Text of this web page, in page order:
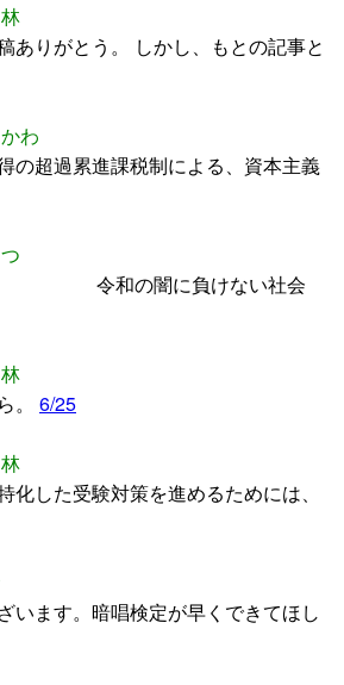
ありがとう。 しかし、もとの記事と
わ
の超過累進課税制による、資本主義
だ 令和の闇に負けない社会
。 6/25
した受験対策を進めるためには、
います。暗唱検定が早くできてほし